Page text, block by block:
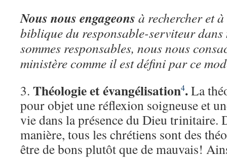
Nous nous engageons à rechercher et
biblique du responsable-serviteur dans
sommes responsables, nous nous
ministère comme il est défini par ce
3. Théologie et évangélisation4.La
pour objet une réflexion soigneuse et
vie dans la présence du Dieu trinitaire.
manière, tous les chrétiens sont des
être de bons plutôt que de mauvais!